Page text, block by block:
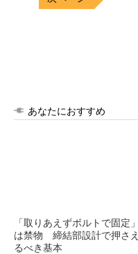
あなたにおすすめ
「取りあえずボルトで固定」
は禁物 締結部設計で押さえ
るべき基本